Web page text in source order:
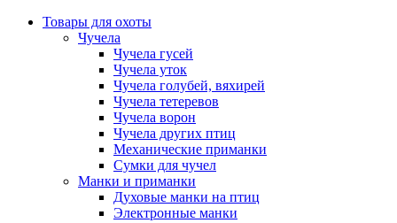
Товары для охоты
Чучела
Чучела гусей
Чучела уток
Чучела голубей, вяхирей
Чучела тетеревов
Чучела ворон
Чучела других птиц
Механические приманки
Сумки для чучел
Манки и приманки
Духовые манки на птиц
Электронные манки